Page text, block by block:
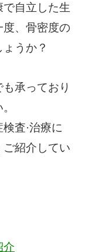
自立した生
、骨密度の
うか？
承っており
査·治療に
紹介してい
介